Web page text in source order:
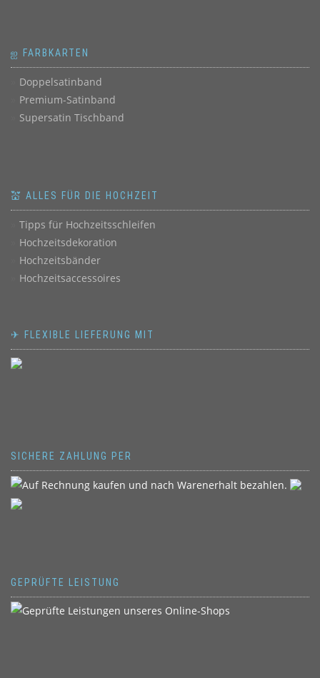
ஐ FARBKARTEN
Doppelsatinband
Premium-Satinband
Supersatin Tischband
💒 ALLES FÜR DIE HOCHZEIT
Tipps für Hochzeitsschleifen
Hochzeitsdekoration
Hochzeitsbänder
Hochzeitsaccessoires
✈ FLEXIBLE LIEFERUNG MIT
SICHERE ZAHLUNG PER
GEPRÜFTE LEISTUNG